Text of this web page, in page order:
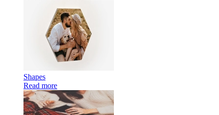
Shapes
Read more